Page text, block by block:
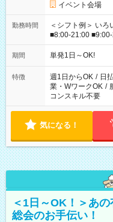
イベント会場
勤務時間
＜シフト例＞ い
■8:00-21:00
期間 単発1日～OK!
特徴 週1日からOK / 日
業・WワークOK /
コンスキル不要
気になる！
＜1日～OK！＞あ
総会のお手伝い！